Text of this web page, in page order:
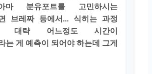
마 분유포트를 고민하시는
브레짜 등에서... 식히는 과정
대략 어느정도 시간이
는 게 예측이 되어야 하는데 그게